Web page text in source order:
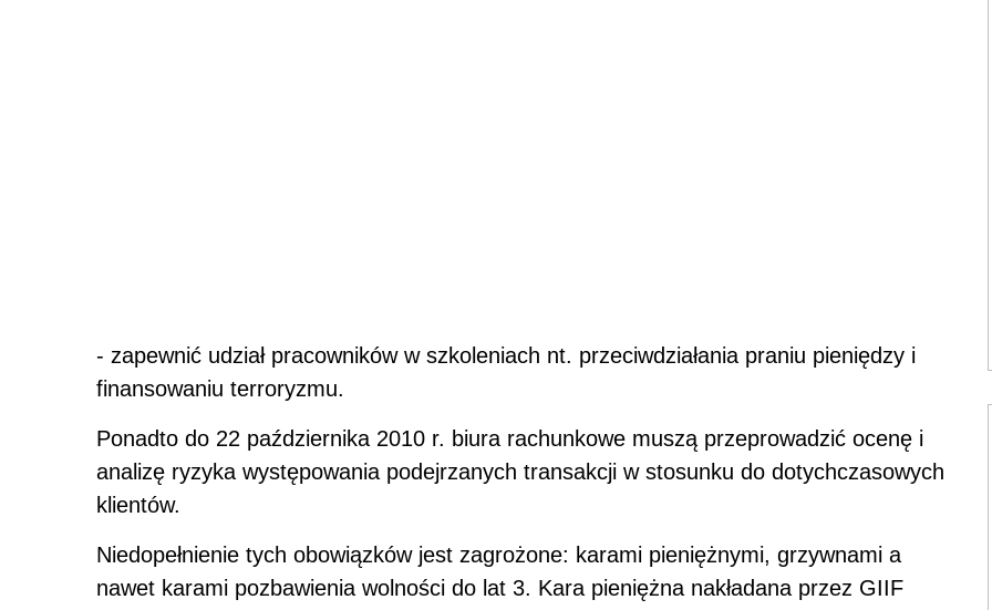
- zapewnić udział pracowników w szkoleniach nt. przeciwdziałania praniu pieniędzy i
finansowaniu terroryzmu.
Ponadto do 22 października 2010 r. biura rachunkowe muszą przeprowadzić ocenę i
analizę ryzyka występowania podejrzanych transakcji w stosunku do dotychczasowych
klientów.
Niedopełnienie tych obowiązków jest zagrożone: karami pieniężnymi, grzywnami a
nawet karami pozbawienia wolności do lat 3. Kara pieniężna nakładana przez GIIF